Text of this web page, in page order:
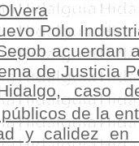
Polo
acuerdan
de Justicia
caso
de la
y calidez